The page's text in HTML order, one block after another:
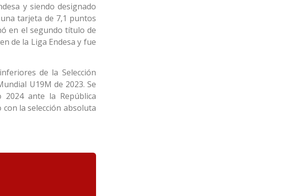
y siendo designado
tarjeta de 7,1 puntos
en el segundo título de
de la Liga Endesa y fue
de la Selección
U19M de 2023. Se
ante la República
la selección absoluta